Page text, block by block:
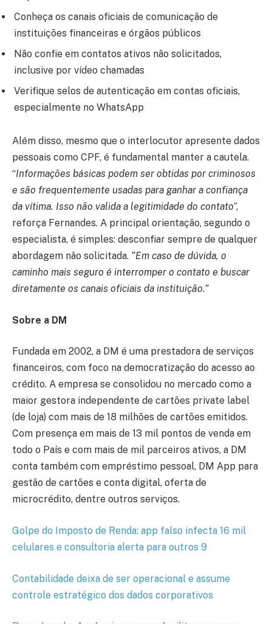
Conheça os canais oficiais de comunicação de
instituições financeiras e órgãos públicos
Não confie em contatos ativos não solicitados,
inclusive por vídeo chamadas
Verifique selos de autenticação em contas oficiais,
especialmente no WhatsApp
Além disso, mesmo que o interlocutor apresente dados
pessoais como CPF, é fundamental manter a cautela.
“Informações básicas podem ser obtidas por criminosos
e são frequentemente usadas para ganhar a confiança
da vítima. Isso não valida a legitimidade do contato”,
reforça Fernandes. A principal orientação, segundo o
especialista, é simples: desconfiar sempre de qualquer
abordagem não solicitada. “Em caso de dúvida, o
caminho mais seguro é interromper o contato e buscar
diretamente os canais oficiais da instituição.”
Sobre a DM
Fundada em 2002, a DM é uma prestadora de serviços
financeiros, com foco na democratização do acesso ao
crédito. A empresa se consolidou no mercado como a
maior gestora independente de cartões private label
(de loja) com mais de 18 milhões de cartões emitidos.
Com presença em mais de 13 mil pontos de venda em
todo o País e com mais de mil parceiros ativos, a DM
conta também com empréstimo pessoal, DM App para
gestão de cartões e conta digital, oferta de
microcrédito, dentre outros serviços.
Golpe do Imposto de Renda: app falso infecta 16 mil
celulares e consultoria alerta para outros 9
Contabilidade deixa de ser operacional e assume
controle estratégico dos dados corporativos